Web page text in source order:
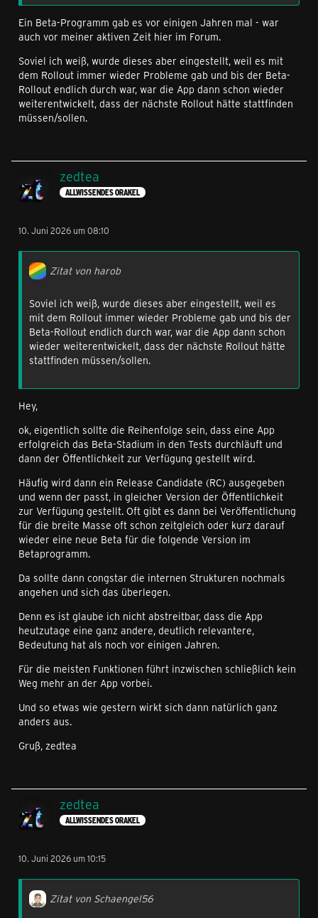
Ein Beta-Programm gab es vor einigen Jahren mal - war
auch vor meiner aktiven Zeit hier im Forum.
Soviel ich weiß, wurde dieses aber eingestellt, weil es mit
dem Rollout immer wieder Probleme gab und bis der Beta-
Rollout endlich durch war, war die App dann schon wieder
weiterentwickelt, dass der nächste Rollout hätte stattfinden
müssen/sollen.
zedtea
ALLWISSENDES ORAKEL
10. Juni 2026 um 08:10
Zitat von harob
Soviel ich weiß, wurde dieses aber eingestellt, weil es
mit dem Rollout immer wieder Probleme gab und bis der
Beta-Rollout endlich durch war, war die App dann schon
wieder weiterentwickelt, dass der nächste Rollout hätte
stattfinden müssen/sollen.
Hey,
ok, eigentlich sollte die Reihenfolge sein, dass eine App
erfolgreich das Beta-Stadium in den Tests durchläuft und
dann der Öffentlichkeit zur Verfügung gestellt wird.
Häufig wird dann ein Release Candidate (RC) ausgegeben
und wenn der passt, in gleicher Version der Öffentlichkeit
zur Verfügung gestellt. Oft gibt es dann bei Veröffentlichung
für die breite Masse oft schon zeitgleich oder kurz darauf
wieder eine neue Beta für die folgende Version im
Betaprogramm.
Da sollte dann congstar die internen Strukturen nochmals
angehen und sich das überlegen.
Denn es ist glaube ich nicht abstreitbar, dass die App
heutzutage eine ganz andere, deutlich relevantere,
Bedeutung hat als noch vor einigen Jahren.
Für die meisten Funktionen führt inzwischen schließlich kein
Weg mehr an der App vorbei.
Und so etwas wie gestern wirkt sich dann natürlich ganz
anders aus.
Gruß, zedtea
zedtea
ALLWISSENDES ORAKEL
10. Juni 2026 um 10:15
Zitat von Schaengel56